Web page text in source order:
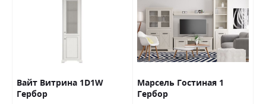
Вайт Витрина 1D1W
Гербор
Марсель Гостиная 1
Гербор